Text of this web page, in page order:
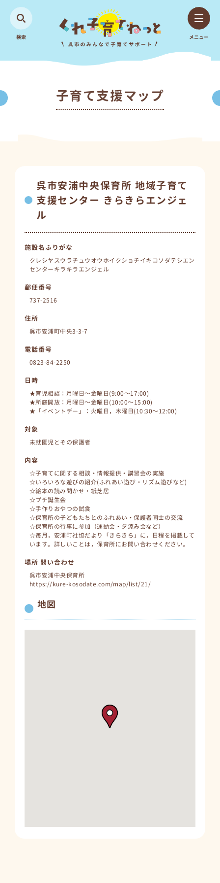
検索 メニュー
子育て支援マップ
呉市安浦中央保育所 地域子育て
支援センター きらきらエンジェ
ル
施設名ふりがな
クレシヤスウラチュウオウホイクショチイキコソダテシエン
センターキラキラエンジェル
郵便番号
737-2516
住所
呉市安浦町中央3-3-7
電話番号
0823-84-2250
日時
★育児相談：月曜日～金曜日(9:00～17:00)
★所庭開放：月曜日～金曜日(10:00～15:00)
★「イベントデー」：火曜日，木曜日(10:30～12:00)
対象
未就園児とその保護者
内容
☆子育てに関する相談・情報提供・講習会の実施
☆いろいろな遊びの紹介(ふれあい遊び・リズム遊びなど)
☆絵本の読み聞かせ・紙芝居
☆プチ誕生会
☆手作りおやつの試食
☆保育所の子どもたちとのふれあい・保護者同士の交流
☆保育所の行事に参加（運動会・夕涼み会など）
☆毎月，安浦町社協だより「きらきら」に，日程を掲載して
います。詳しいことは，保育所にお問い合わせください。
場所 問い合わせ
呉市安浦中央保育所
https://kure-kosodate.com/map/list/21/
地図